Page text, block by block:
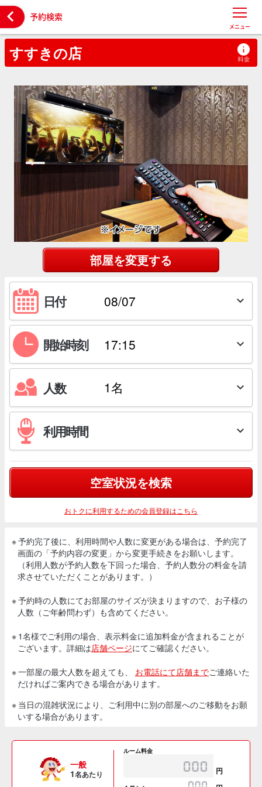
 予約検索
メニュー
すすきの店
部屋を変更する
日付 
開始時刻 
人数 
利用時間 
空室状況を検索
おトクに利用するための会員登録はこちら
※ 予約完了後に、利用時間や人数に変更がある場合は、予約完了
画面の「予約内容の変更」から変更手続きをお願いします。
（利用人数が予約人数を下回った場合、予約人数分の料金を請
求させていただくことがあります。）
※ 予約時の人数にてお部屋のサイズが決まりますので、お子様の
人数（ご年齢問わず）も含めてください。
※ 1名様でご利用の場合、表示料金に追加料金が含まれることが
ございます。詳細は店舗ページにてご確認ください。
※ 一部屋の最大人数を超えても、 お電話にて店舗までご連絡いた
だければご案内できる場合があります。
※ 当日の混雑状況により、ご利用中に別の部屋へのご移動をお願
いする場合があります。
一般
1名あたり
ルーム料金
円